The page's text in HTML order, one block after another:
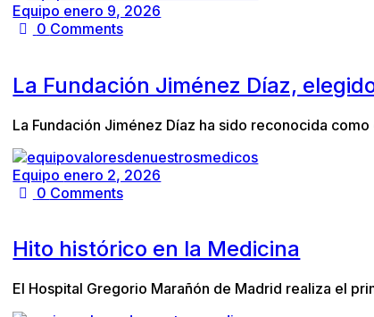
Equipo enero 9, 2026
0 Comments
La Fundación Jiménez Díaz,
La Fundación Jiménez Díaz ha sido reconocida
Equipo enero 2, 2026
0 Comments
Hito histórico en la Medicina
El Hospital Gregorio Marañón de Madrid realiza el